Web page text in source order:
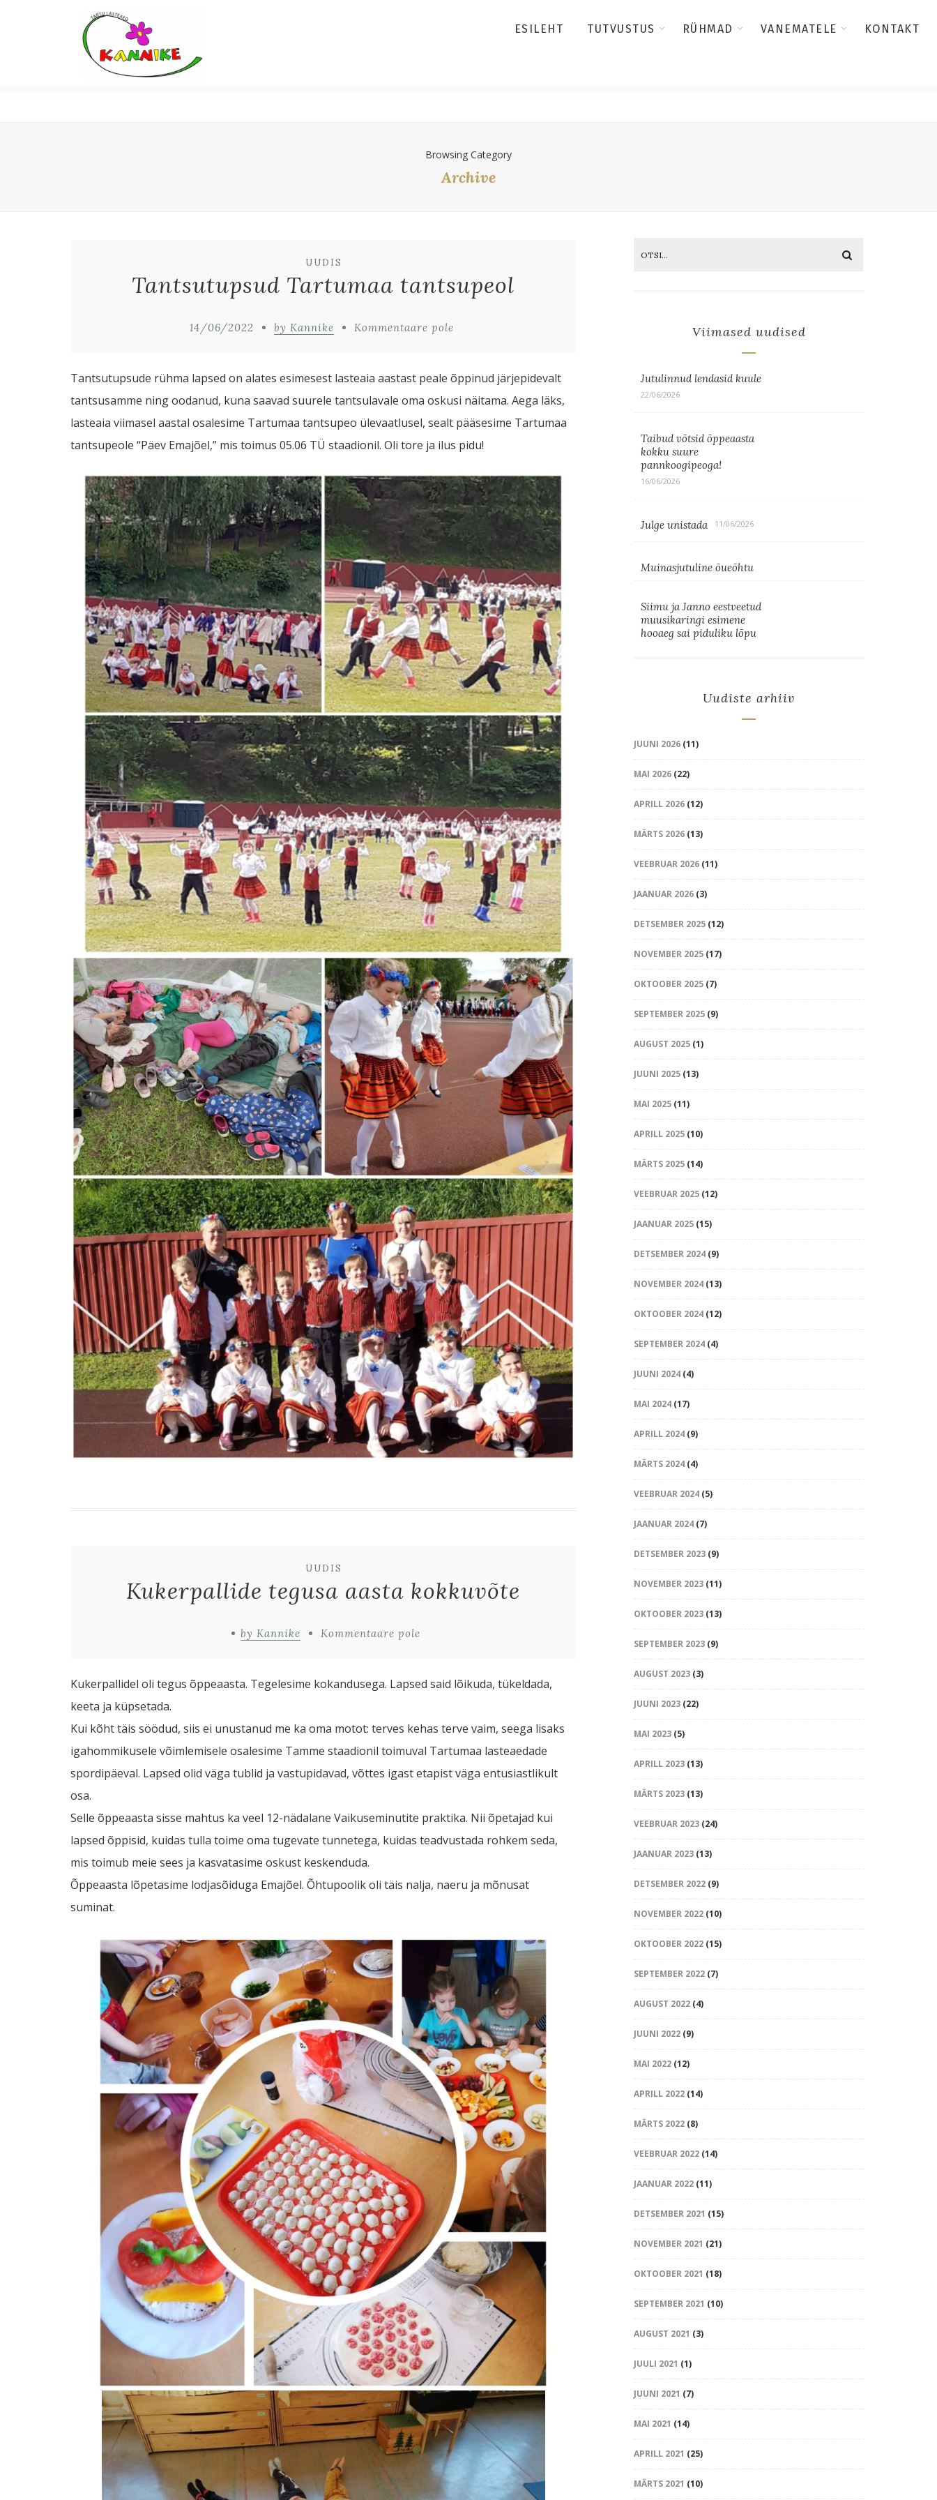
ESILEHT TUTVUSTUS RÜHMAD VANEMATELE KONTAKT
Browsing Category
Archive
UUDIS
Tantsutupsud Tartumaa tantsupeol
14/06/2022 by Kannike Kommentaare pole
Tantsutupsude rühma lapsed on alates esimesest lasteaia aastast peale õppinud järjepidevalt
tantsusamme ning oodanud, kuna saavad suurele tantsulavale oma oskusi näitama. Aega läks,
lasteaia viimasel aastal osalesime Tartumaa tantsupeo ülevaatlusel, sealt pääsesime Tartumaa
tantsupeole “Päev Emajõel,” mis toimus 05.06 TÜ staadionil. Oli tore ja ilus pidu!
UUDIS
Kukerpallide tegusa aasta kokkuvõte
by Kannike Kommentaare pole
Kukerpallidel oli tegus õppeaasta. Tegelesime kokandusega. Lapsed said lõikuda, tükeldada,
keeta ja küpsetada.
Kui kõht täis söödud, siis ei unustanud me ka oma motot: terves kehas terve vaim, seega lisaks
igahommikusele võimlemisele osalesime Tamme staadionil toimuval Tartumaa lasteaedade
spordipäeval. Lapsed olid väga tublid ja vastupidavad, võttes igast etapist väga entusiastlikult
osa.
Selle õppeaasta sisse mahtus ka veel 12-nädalane Vaikuseminutite praktika. Nii õpetajad kui
lapsed õppisid, kuidas tulla toime oma tugevate tunnetega, kuidas teadvustada rohkem seda,
mis toimub meie sees ja kasvatasime oskust keskenduda.
Õppeaasta lõpetasime lodjasõiduga Emajõel. Õhtupoolik oli täis nalja, naeru ja mõnusat
suminat.
Viimased uudised
Jutulinnud lendasid kuule
22/06/2026
Taibud võtsid õppeaasta
kokku suure
pannkoogipeoga!
16/06/2026
Julge unistada 11/06/2026
Muinasjutuline õueõhtu
Siimu ja Janno eestveetud
muusikaringi esimene
hooaeg sai piduliku lõpu
Uudiste arhiiv
JUUNI 2026(11)
MAI 2026(22)
APRILL 2026(12)
MÄRTS 2026(13)
VEEBRUAR 2026(11)
JAANUAR 2026(3)
DETSEMBER 2025(12)
NOVEMBER 2025(17)
OKTOOBER 2025(7)
SEPTEMBER 2025(9)
AUGUST 2025(1)
JUUNI 2025(13)
MAI 2025(11)
APRILL 2025(10)
MÄRTS 2025(14)
VEEBRUAR 2025(12)
JAANUAR 2025(15)
DETSEMBER 2024(9)
NOVEMBER 2024(13)
OKTOOBER 2024(12)
SEPTEMBER 2024(4)
JUUNI 2024(4)
MAI 2024(17)
APRILL 2024(9)
MÄRTS 2024(4)
VEEBRUAR 2024(5)
JAANUAR 2024(7)
DETSEMBER 2023(9)
NOVEMBER 2023(11)
OKTOOBER 2023(13)
SEPTEMBER 2023(9)
AUGUST 2023(3)
JUUNI 2023(22)
MAI 2023(5)
APRILL 2023(13)
MÄRTS 2023(13)
VEEBRUAR 2023(24)
JAANUAR 2023(13)
DETSEMBER 2022(9)
NOVEMBER 2022(10)
OKTOOBER 2022(15)
SEPTEMBER 2022(7)
AUGUST 2022(4)
JUUNI 2022(9)
MAI 2022(12)
APRILL 2022(14)
MÄRTS 2022(8)
VEEBRUAR 2022(14)
JAANUAR 2022(11)
DETSEMBER 2021 (15)
NOVEMBER 2021 (21)
OKTOOBER 2021 (18)
SEPTEMBER 2021 (10)
AUGUST 2021 (3)
JUULI 2021 (1)
JUUNI 2021 (7)
MAI 2021 (14)
APRILL 2021 (25)
MÄRTS 2021 (10)